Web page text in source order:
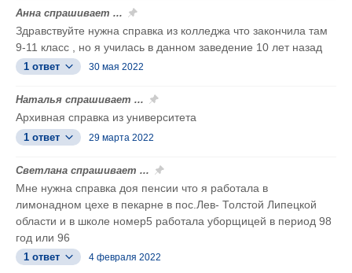
Анна спрашивает ...
Здравствуйте нужна справка из колледжа что закончила там
9-11 класс , но я училась в данном заведение 10 лет назад
1 ответ 30 мая 2022
Наталья спрашивает ...
Архивная справка из университета
1 ответ 29 марта 2022
Светлана спрашивает ...
Мне нужна справка доя пенсии что я работала в
лимонадном цехе в пекарне в пос.Лев- Толстой Липецкой
области и в школе номер5 работала уборщицей в период 98
год или 96
1 ответ 4 февраля 2022